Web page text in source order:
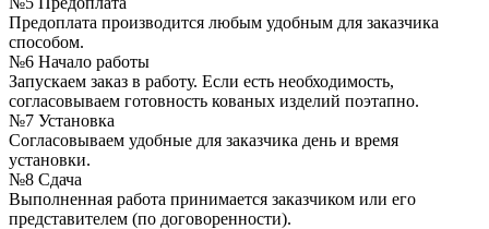
Предоплата производится любым удобным для заказчика
способом.
№6 Начало работы
Запускаем заказ в работу. Если есть необходимость,
согласовываем готовность кованых изделий поэтапно.
№7 Установка
Согласовываем удобные для заказчика день и время
установки.
№8 Сдача
Выполненная работа принимается заказчиком или его
представителем (по договоренности).